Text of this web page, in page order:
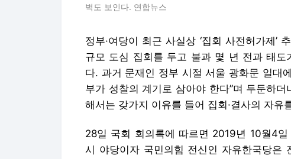
벽도 보인다. 연합뉴스
정부·여당이 최근 사실상 ‘집회 사전허가제’
규모 도심 집회를 두고 불과 몇 년 전과 태
다. 과거 문재인 정부 시절 서울 광화문 일대
부가 성찰의 계기로 삼아야 한다”며 두둔하
해서는 갖가지 이유를 들어 집회·결사의 자유
28일 국회 회의록에 따르면 2019년 10월4
시 야당이자 국민의힘 전신인 자유한국당은